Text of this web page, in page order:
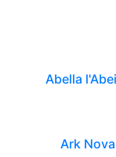
Abella
Ark Nova